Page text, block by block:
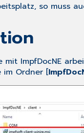
so muss
ImpfDocNE
im Ordner [